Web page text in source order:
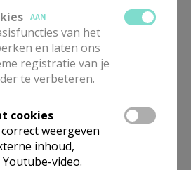
Callebaut
AAN
van het
en laten ons
registratie van je
te verbeteren.
cookies
weergeven
inhoud,
video.